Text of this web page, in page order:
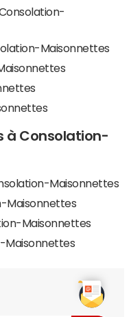
Maisonnettes
à Consolation-
Maisonnettes
Maisonnettes
Maisonnettes
Maisonnettes